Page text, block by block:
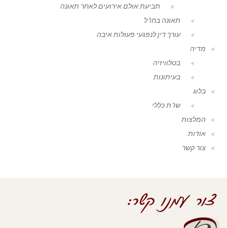
תביעת אולם אירועים לאחר תאונה
תאונה בחו"ל
עורך דין לנפגעי פעולות איבה
מדיה
בטלוויזיה
בעיתונות
בלוג
שו"ת כללי
המלצות
אודות
צור קשר